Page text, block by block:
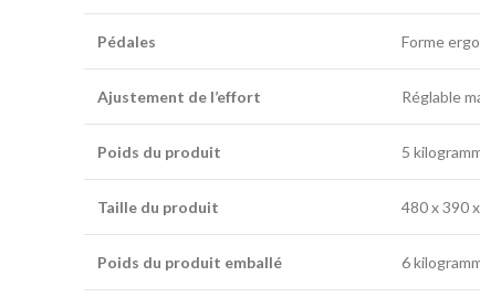
Pédales Forme
Ajustement de l’effort Réglable
Poids du produit 5
Taille du produit 480 x 390
Poids du produit emballé 6